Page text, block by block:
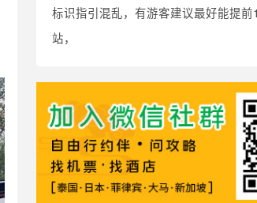
标识指引混乱，有游客建议最好能提
站，